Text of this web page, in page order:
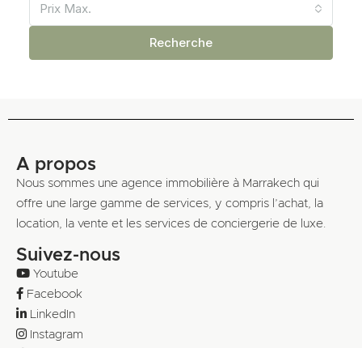
Prix Max.
Recherche
A propos
Nous sommes une agence immobilière à Marrakech qui
offre une large gamme de services, y compris l’achat, la
location, la vente et les services de conciergerie de luxe.
Suivez-nous
Youtube
Facebook
LinkedIn
Instagram